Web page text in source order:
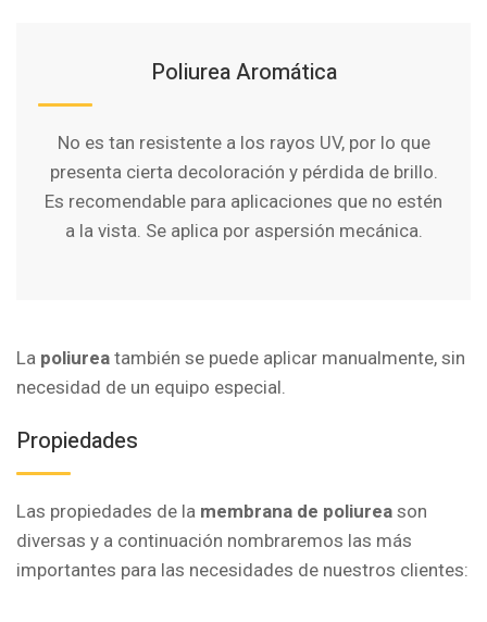
Poliurea Aromática
No es tan resistente a los rayos UV, por lo que
presenta cierta decoloración y pérdida de brillo.
Es recomendable para aplicaciones que no estén
a la vista. Se aplica por aspersión mecánica.
La poliurea también se puede aplicar manualmente, sin
necesidad de un equipo especial.
Propiedades
Las propiedades de la membrana de poliurea son
diversas y a continuación nombraremos las más
importantes para las necesidades de nuestros clientes: